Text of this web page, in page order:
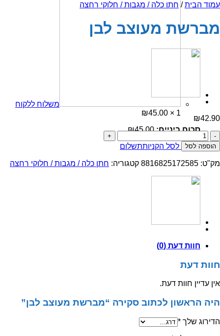
משלוח ללקוח
1 ×
₪45.00
סכום ביניים:
₪45.00
מעבר לסל הקניותתשלום
עמוד הבית / חתן כלה / מגבות / חלוקי רחצה
מברשת מעוצב לבן
₪42.90
כמות
של
מברשת
מעוצב
הוספה לסל
מק"ט: 8816825172585 קטגוריה: חתן כלה / מגבות / חלוקי רחצה
חוות דעת (0)
חוות דעת
אין עדיין חוות דעת.
היה הראשון לכתוב סקירה “מברשת מעוצב לבן”
הדירוג שלך *